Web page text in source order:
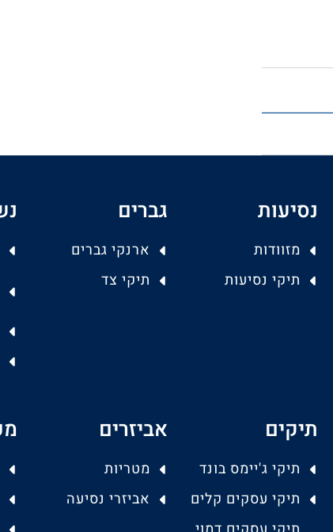
נסיעות
מזוודות
תיקי נסיעות
גברים
ארנקי גברים
תיקי צד
תיקים
תיקי ג'יימס בונד
תיקי עסקים קלים
אביזרים
מטריות
אביזרי נסיעה